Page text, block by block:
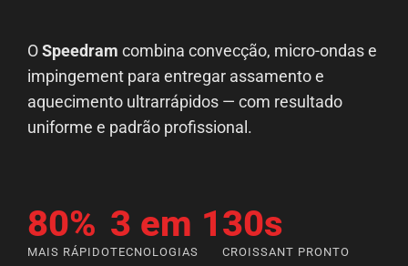
OSpeedram combina convecção, micro-ondas e
impingement para entregar assamento e
aquecimento ultrarrápidos — com resultado
uniforme e padrão profissional.
80%
MAIS RÁPIDO
3 em 1
TECNOLOGIAS
30s
CROISSANT PRONTO